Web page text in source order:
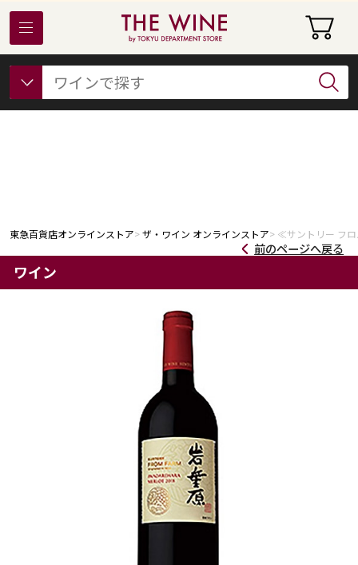
東急百貨店オンラインストアについて
フード ビューティー ギフト&ライフスタイル
東急百貨店オンラインストア ザ・ワイン オンラインストア ≪サントリー フ
前のページへ戻る
ワイン